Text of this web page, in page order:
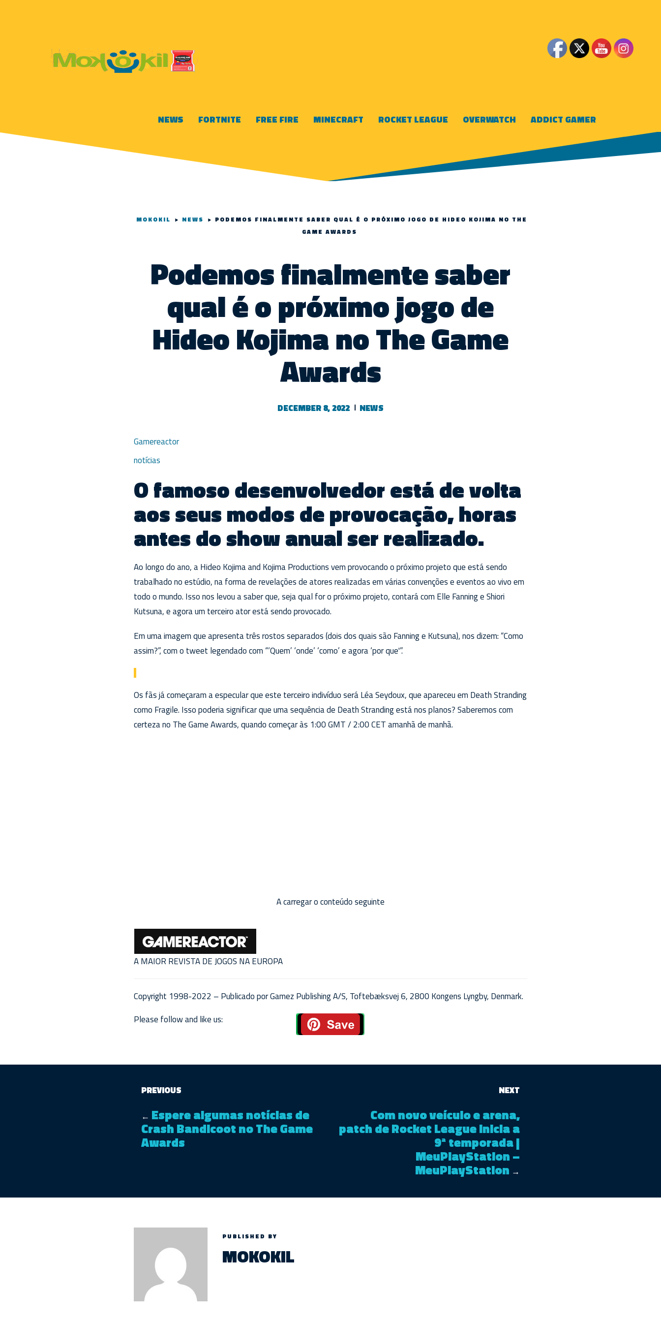
NEWS FORTNITE FREE FIRE MINECRAFT ROCKET LEAGUE OVERWATCH ADDICT GAMER
MOKOKIL > NEWS > PODEMOS FINALMENTE SABER QUAL É O PRÓXIMO JOGO DE HIDEO KOJIMA NO THE
GAME AWARDS
Podemos finalmente saber
qual é o próximo jogo de
Hideo Kojima no The Game
Awards
DECEMBER 8, 2022 NEWS
Gamereactor
notícias
O famoso desenvolvedor está de volta
aos seus modos de provocação, horas
antes do show anual ser realizado.
Ao longo do ano, a Hideo Kojima and Kojima Productions vem provocando o próximo projeto que está sendo
trabalhado no estúdio, na forma de revelações de atores realizadas em várias convenções e eventos ao vivo em
todo o mundo. Isso nos levou a saber que, seja qual for o próximo projeto, contará com Elle Fanning e Shiori
Kutsuna, e agora um terceiro ator está sendo provocado.
Em uma imagem que apresenta três rostos separados (dois dos quais são Fanning e Kutsuna), nos dizem: “Como
assim?”, com o tweet legendado com “‘Quem’ ‘onde’ ‘como’ e agora ‘por que'”.
Os fãs já começaram a especular que este terceiro indivíduo será Léa Seydoux, que apareceu em Death Stranding
como Fragile. Isso poderia significar que uma sequência de Death Stranding está nos planos? Saberemos com
certeza no The Game Awards, quando começar às 1:00 GMT / 2:00 CET amanhã de manhã.
A carregar o conteúdo seguinte
A MAIOR REVISTA DE JOGOS NA EUROPA
Copyright 1998-2022 – Publicado por Gamez Publishing A/S, Toftebæksvej 6, 2800 Kongens Lyngby, Denmark.
Please follow and like us:
PREVIOUS
← Espere algumas notícias de
Crash Bandicoot no The Game
Awards
NEXT
Com novo veículo e arena,
patch de Rocket League inicia a
9ª temporada |
MeuPlayStation –
MeuPlayStation →
PUBLISHED BY
MOKOKIL